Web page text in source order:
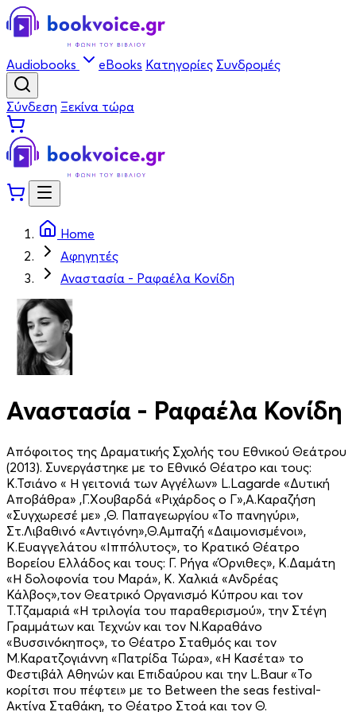
Audiobooks eBooks Κατηγορίες Συνδρομές
Σύνδεση Ξεκίνα τώρα
Home
Αφηγητές
Αναστασία - Ραφαέλα Κονίδη
Αναστασία - Ραφαέλα Κονίδη
Απόφοιτος της Δραματικής Σχολής του Εθνικού Θεάτρου
(2013). Συνεργάστηκε με το Εθνικό Θέατρο και τους:
Κ.Τσιάνο « Η γειτονιά των Αγγέλων» L.Lagarde «Δυτική
Αποβάθρα» ,Γ.Χουβαρδά «Ριχάρδος ο Γ»,Α.Καραζήση
«Συγχωρεσέ με» ,Θ. Παπαγεωργίου «Το πανηγύρι»,
Στ.Λιβαθινό «Αντιγόνη»,Θ.Αμπαζή «Δαιμονισμένοι»,
K.Ευαγγελάτου «Ιππόλυτος», το Κρατικό Θέατρο
Βορείου Ελλάδος και τους: Γ. Ρήγα «Όρνιθες», Κ.Δαμάτη
«Η δολοφονία του Μαρά», Κ. Χαλκιά «Ανδρέας
Κάλβος»,τον Θεατρικό Οργανισμό Κύπρου και τον
Τ.Τζαμαριά «Η τριλογία του παραθερισμού», την Στέγη
Γραμμάτων και Τεχνών και τον Ν.Καραθάνο
«Βυσσινόκηπος», το Θέατρο Σταθμός και τον
Μ.Καρατζογιάννη «Πατρίδα Τώρα», «Η Κασέτα» το
Φεστιβάλ Αθηνών και Επιδαύρου και την L.Baur «Το
κορίτσι που πέφτει» με το Between the seas festival-
Ακτίνα Σταθάκη, το Θέατρο Στοά και τον Θ.